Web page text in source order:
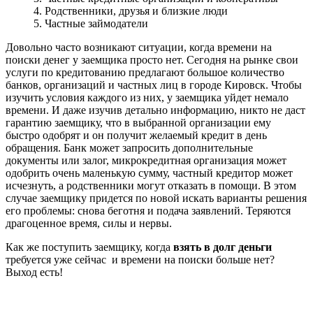
4. Родственники, друзья и близкие люди
5. Частные займодатели
Довольно часто возникают ситуации, когда времени на
поиски денег у заемщика просто нет. Сегодня на рынке свои
услуги по кредитованию предлагают большое количество
банков, организаций и частных лиц в городе Кировск. Чтобы
изучить условия каждого из них, у заемщика уйдет немало
времени. И даже изучив детально информацию, никто не даст
гарантию заемщику, что в выбранной организации ему
быстро одобрят и он получит желаемый кредит в день
обращения. Банк может запросить дополнительные
документы или залог, микрокредитная организация может
одобрить очень маленькую сумму, частный кредитор может
исчезнуть, а родственники могут отказать в помощи. В этом
случае заемщику придется по новой искать варианты решения
его проблемы: снова беготня и подача заявлений. Теряются
драгоценное время, силы и нервы.
Как же поступить заемщику, когда взять в долг деньги
требуется уже сейчас и времени на поиски больше нет?
Выход есть!